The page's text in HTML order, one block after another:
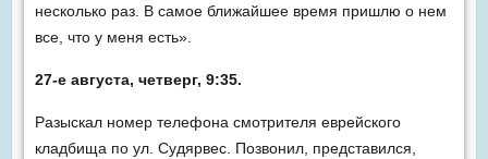
несколько раз. В самое ближайшее время пришлю о нем
все, что у меня есть».
27-е августа, четверг, 9:35.
Разыскал номер телефона смотрителя еврейского
кладбища по ул. Судярвес. Позвонил, представился,